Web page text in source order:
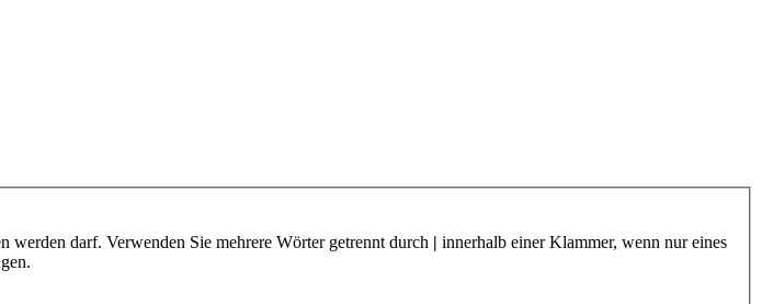
werden darf. Verwenden Sie mehrere Wörter getrennt durch | innerhalb einer Klammer, wenn nur eines